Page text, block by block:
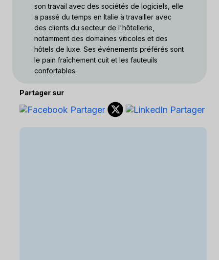
son travail avec des sociétés de logiciels, elle
a passé du temps en Italie à travailler avec
des clients du secteur de l'hôtellerie,
notamment des domaines viticoles et des
hôtels de luxe. Ses événements préférés sont
le pain fraîchement cuit et les fauteuils
confortables.
Partager sur